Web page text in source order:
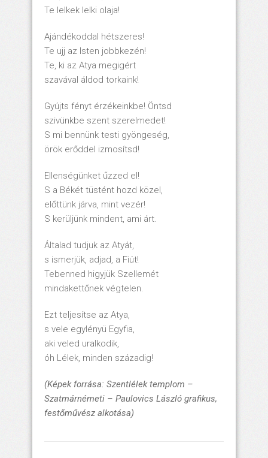
Te lelkek lelki olaja!
Ajándékoddal hétszeres!
Te ujj az Isten jobbkezén!
Te, ki az Atya megigért
szavával áldod torkaink!
Gyújts fényt érzékeinkbe! Öntsd
szivünkbe szent szerelmedet!
S mi bennünk testi gyöngeség,
örök erőddel izmosítsd!
Ellenségünket űzzed el!
S a Békét tüstént hozd közel,
előttünk járva, mint vezér!
S kerüljünk mindent, ami árt.
Általad tudjuk az Atyát,
s ismerjük, adjad, a Fiút!
Tebenned higyjük Szellemét
mindakettőnek végtelen.
Ezt teljesítse az Atya,
s vele egylényü Egyfia,
aki veled uralkodik,
óh Lélek, minden századig!
(Képek forrása: Szentlélek templom –
Szatmárnémeti – Paulovics László grafikus,
festőművész alkotása)